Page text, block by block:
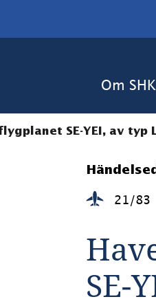
Om SHK
SE-YEI, av typ
21/83
SE-